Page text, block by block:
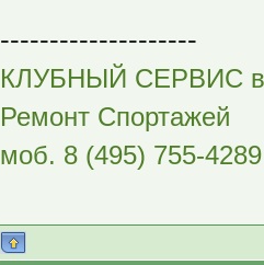
--------------------
КЛУБНЫЙ СЕРВИС
Ремонт Спортажей
моб. 8 (495) 755-4289